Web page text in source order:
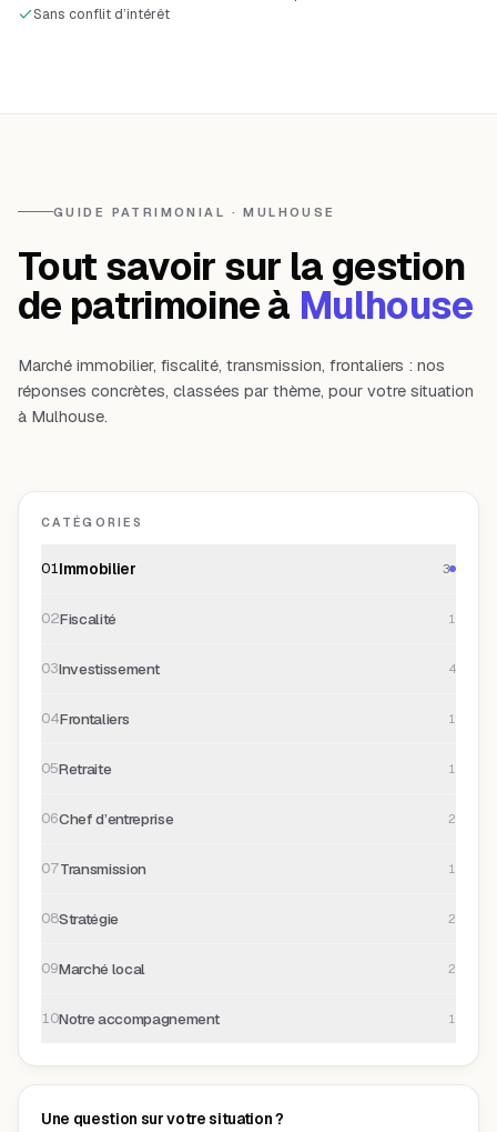
Sans conflit d’intérêt
GUIDE PATRIMONIAL · MULHOUSE
Tout savoir sur la gestion
de patrimoine à Mulhouse
Marché immobilier, fiscalité, transmission, frontaliers : nos
réponses concrètes, classées par thème, pour votre situation
à Mulhouse.
CATÉGORIES
01Immobilier 3
02Fiscalité 1
03Investissement 4
04Frontaliers 1
05Retraite 1
06Chef d’entreprise 2
07Transmission 1
08Stratégie 2
09Marché local 2
10Notre accompagnement 1
Une question sur votre situation ?